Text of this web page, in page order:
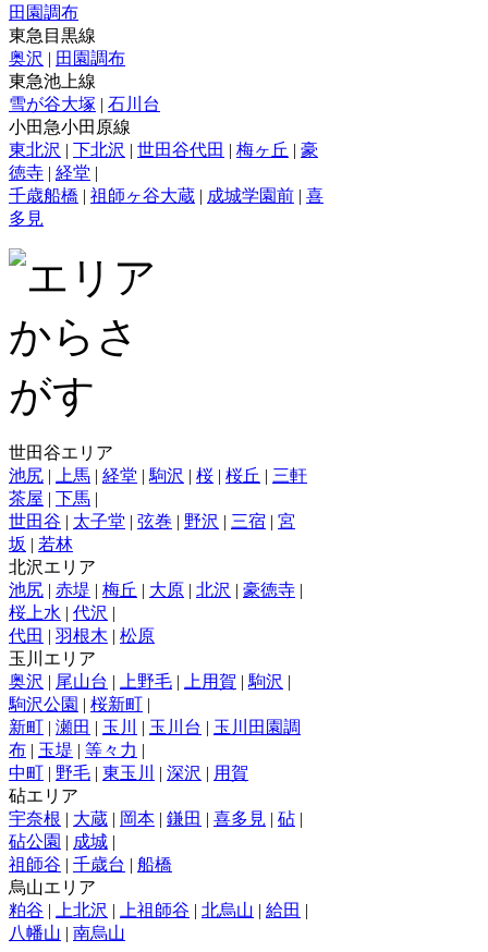
田園調布
東急目黒線
奥沢 | 田園調布
東急池上線
雪が谷大塚 | 石川台
小田急小田原線
東北沢 | 下北沢 | 世田谷代田 | 梅ヶ丘 | 豪
徳寺 | 経堂 |
千歳船橋 | 祖師ヶ谷大蔵 | 成城学園前 | 喜
多見
世田谷エリア
池尻 | 上馬 | 経堂 | 駒沢 | 桜 | 桜丘 | 三軒
茶屋 | 下馬 |
世田谷 | 太子堂 | 弦巻 | 野沢 | 三宿 | 宮
坂 | 若林
北沢エリア
池尻 | 赤堤 | 梅丘 | 大原 | 北沢 | 豪徳寺 |
桜上水 | 代沢 |
代田 | 羽根木 | 松原
玉川エリア
奥沢 | 尾山台 | 上野毛 | 上用賀 | 駒沢 |
駒沢公園 | 桜新町 |
新町 | 瀬田 | 玉川 | 玉川台 | 玉川田園調
布 | 玉堤 | 等々力 |
中町 | 野毛 | 東玉川 | 深沢 | 用賀
砧エリア
宇奈根 | 大蔵 | 岡本 | 鎌田 | 喜多見 | 砧 |
砧公園 | 成城 |
祖師谷 | 千歳台 | 船橋
烏山エリア
粕谷 | 上北沢 | 上祖師谷 | 北烏山 | 給田 |
八幡山 | 南烏山